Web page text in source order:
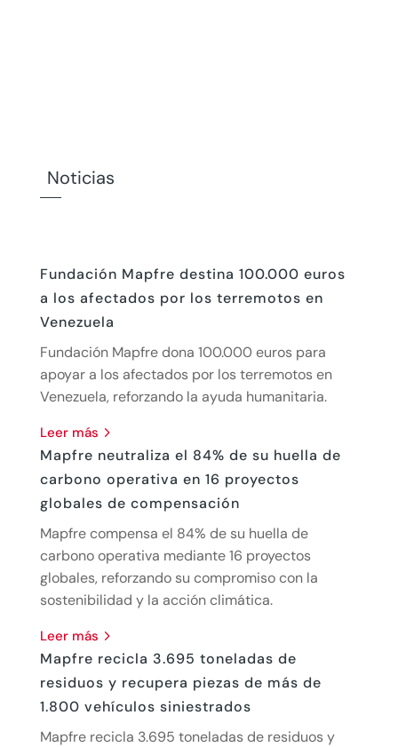
Noticias
Fundación Mapfre destina 100.000 euros
a los afectados por los terremotos en
Venezuela
Fundación Mapfre dona 100.000 euros para
apoyar a los afectados por los terremotos en
Venezuela, reforzando la ayuda humanitaria.
leer más
Mapfre neutraliza el 84% de su huella de
carbono operativa en 16 proyectos
globales de compensación
Mapfre compensa el 84% de su huella de
carbono operativa mediante 16 proyectos
globales, reforzando su compromiso con la
sostenibilidad y la acción climática.
leer más
Mapfre recicla 3.695 toneladas de
residuos y recupera piezas de más de
1.800 vehículos siniestrados
Mapfre recicla 3.695 toneladas de residuos y